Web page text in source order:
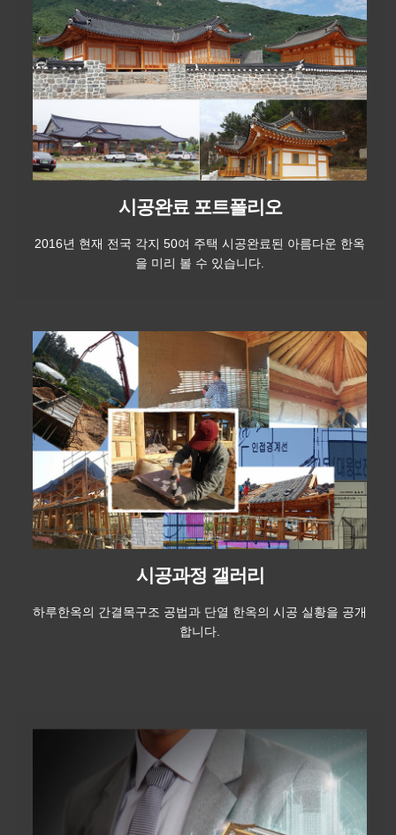
시공완료 포트폴리오
2016년 현재 전국 각지 50여 주택 시공완료된 아름다운 한옥
을 미리 볼 수 있습니다.
시공과정 갤러리
하루한옥의 간결목구조 공법과 단열 한옥의 시공 실황을 공개
합니다.